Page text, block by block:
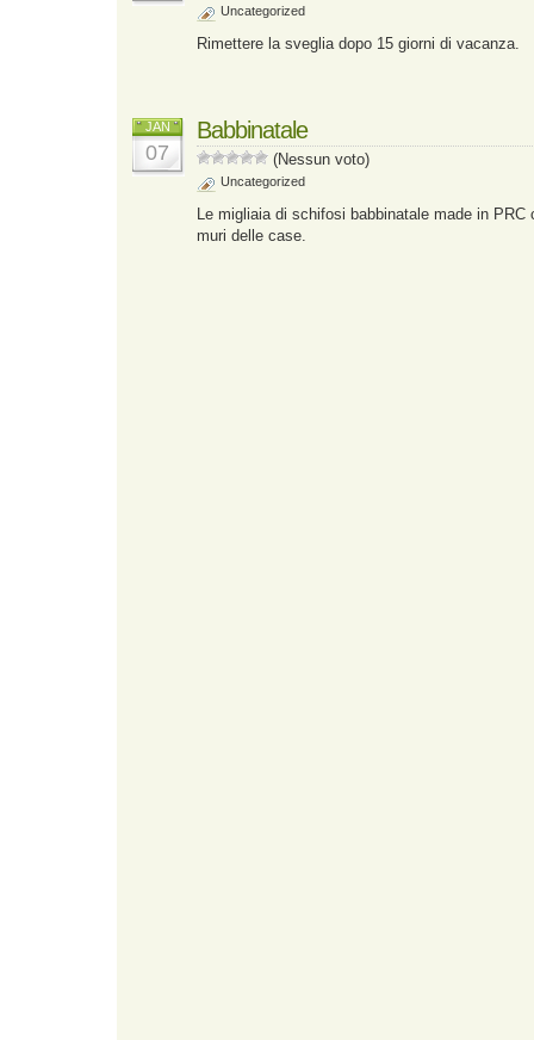
Uncategorized
Rimettere la sveglia dopo 15 giorni di vacanza.
JAN
07
Babbinatale
(Nessun voto)
Uncategorized
Le migliaia di schifosi babbinatale made in
muri delle case.